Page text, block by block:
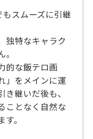
スムーズに引継
独特なキャラク
的な飯テロ画
」をメインに運
継いだ後も、
ことなく自然な
。